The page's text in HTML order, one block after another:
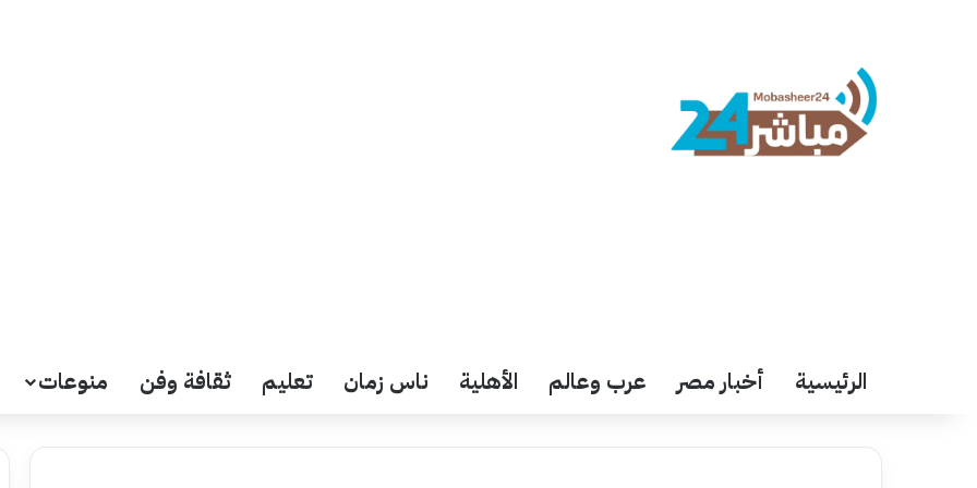
الرئيسية أخبار مصر عرب وعالم الأهلية ناس زمان تعليم ثقافة وفن منوعات